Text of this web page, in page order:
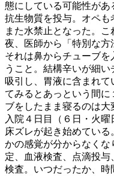
態にしている可能性があ
抗生物質を投与。オペも
また水禁止となった。こ
夜、医師から「特別な方
それは鼻からチューブ
うこと。結構辛いが細
吸引し、胃液に含まれ
てみるとあっという間
ブをしたまま寝るのは大
入院４日目（６日・火曜
床ズレが起き始めてい
かの感覚が分からなくな
定、血液検査、点滴投
検査。いつだったか、時